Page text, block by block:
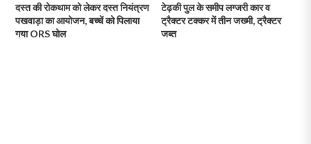
दस्त की रोकथाम को लेकर दस्त नियंत्रण
पखवाड़ा का आयोजन, बच्चें को पिलाया
गया ORS घोल
टेढ़की पुल के समीप लग्जरी कार व
ट्रैक्टर टक्कर में तीन जख्मी, ट्रैक्टर
जब्त